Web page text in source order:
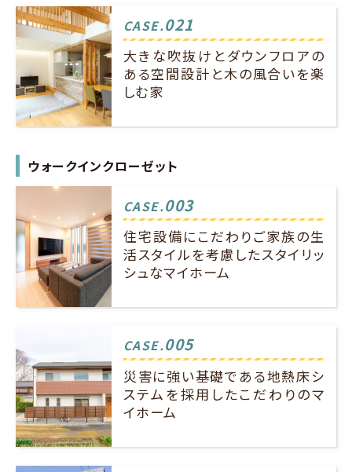
CASE.021
大きな吹抜けとダウンフロアの
ある空間設計と木の風合いを楽
しむ家
ウォークインクローゼット
CASE.003
住宅設備にこだわりご家族の生
活スタイルを考慮したスタイリッ
シュなマイホーム
CASE.005
災害に強い基礎である地熱床シ
ステムを採用したこだわりのマ
イホーム